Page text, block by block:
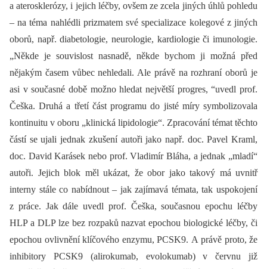
a aterosklerózy, i jejich léčby, ovšem ze zcela jiných úhlů pohledu
–⁠ na téma nahlédli prizmatem své specializace kolegové z jiných
oborů, např. diabetologie, neurologie, kardiologie či imunologie.
„Někde je souvislost nasnadě, někde bychom ji možná před
nějakým časem vůbec nehledali. Ale právě na rozhraní oborů je
asi v současné době možno hledat největší progres, “uvedl prof.
Češka. Druhá a třetí část programu do jisté míry symbolizovala
kontinuitu v oboru „klinická lipidologie“. Zpracování témat těchto
částí se ujali jednak zkušení autoři jako např. doc. Pavel Kraml,
doc. David Karásek nebo prof. Vladimír Bláha, a jednak „mladí“
autoři. Jejich blok měl ukázat, že obor jako takový má uvnitř
interny stále co nabídnout –⁠ jak zajímavá témata, tak uspokojení
z práce. Jak dále uvedl prof. Češka, současnou epochu léčby
HLP a DLP lze bez rozpaků nazvat epochou biologické léčby, či
epochou ovlivnění klíčového enzymu, PCSK9. A právě proto, že
inhibitory PCSK9 (alirokumab, evolokumab) v červnu již